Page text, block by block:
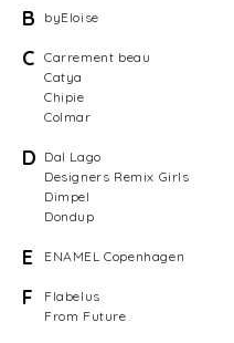
B byEloise
C Carrement beau
Catya
Chipie
Colmar
D Dal Lago
Designers Remix Girls
Dimpel
Dondup
E ENAMEL Copenhagen
F
Flabelus
From Future